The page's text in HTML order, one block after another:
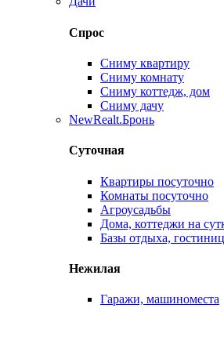
Спрос
Сниму квартиру
Сниму комнату
Сниму коттедж, дом
Сниму дачу
NewRealt.Бронь
Суточная
Квартиры посуточно
Комнаты посуточно
Агроусадьбы
Дома, коттеджи на
Базы отдыха,
Нежилая
Гаражи, машиноместа